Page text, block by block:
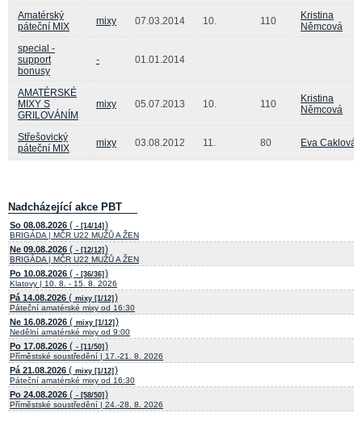
Amatérský
páteční MIX
mixy 07.03.2014 10. 110
Kristina
Němcová
special -
support
bonusy
- 01.01.2014
AMATÉRSKÉ
MIXY S
GRILOVÁNÍM
mixy 05.07.2013 10. 110
Kristina
Němcová
Střešovický
páteční MIX
mixy 03.08.2012 11. 80 Eva Caklová
Nadcházející akce PBT
So 08.08.2026 ( - [14/14] )
BRIGÁDA | MČR U22 MUŽŮ A ŽEN
Ne 09.08.2026 ( - [12/12] )
BRIGÁDA | MČR U22 MUŽŮ A ŽEN
Po 10.08.2026 ( - [36/36] )
Klatovy | 10. 8. - 15. 8. 2026
Pá 14.08.2026 ( mixy [1/12] )
Páteční amatérské mixy od 16:30
Ne 16.08.2026 ( mixy [1/12] )
Nedělní amatérské mixy od 9:00
Po 17.08.2026 ( - [11/50] )
Příměstské soustředění | 17.-21. 8. 2026
Pá 21.08.2026 ( mixy [1/12] )
Páteční amatérské mixy od 16:30
Po 24.08.2026 ( - [58/50] )
Příměstské soustředění | 24.-28. 8. 2026